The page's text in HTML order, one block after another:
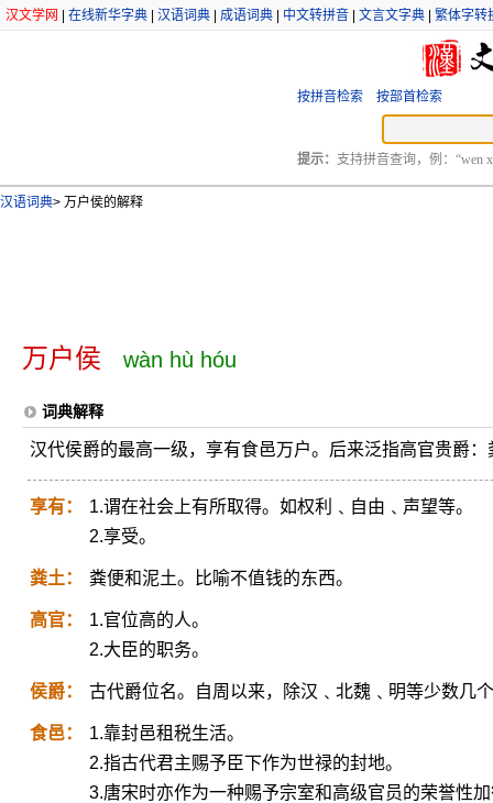
汉文学网 在线新华字典 汉语词典 成语词典 中文转拼音 文言文字典 繁体字转
按拼音检索 按部首检索
提示： 支持拼音查询，例：“wen
汉语词典> 万户侯的解释
万户侯 wàn hù hóu
词典解释
汉代侯爵的最高一级，享有食邑万户。后来泛指高官贵爵
享有：
1.谓在社会上有所取得。如权利﹑自由﹑声望等。
2.享受。
粪土： 粪便和泥土。比喻不值钱的东西。
高官：
1.官位高的人。
2.大臣的职务。
侯爵： 古代爵位名。自周以来，除汉﹑北魏﹑明等少数几
食邑：
1.靠封邑租税生活。
2.指古代君主赐予臣下作为世禄的封地。
3.唐宋时亦作为一种赐予宗室和高级官员的荣誉性